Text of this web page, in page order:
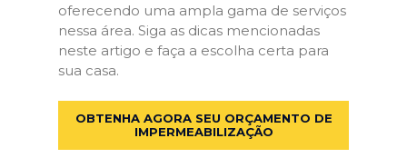
oferecendo uma ampla gama de serviços
nessa área. Siga as dicas mencionadas
neste artigo e faça a escolha certa para
sua casa.
OBTENHA AGORA SEU ORÇAMENTO DE
IMPERMEABILIZAÇÃO